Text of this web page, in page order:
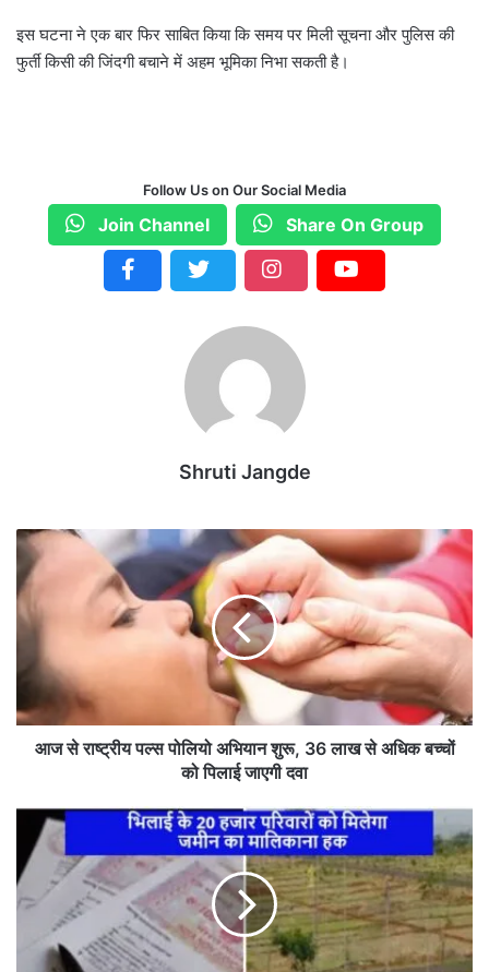
इस घटना ने एक बार फिर साबित किया कि समय पर मिली सूचना और पुलिस की
फुर्ती किसी की जिंदगी बचाने में अहम भूमिका निभा सकती है।
Follow Us on Our Social Media
Join Channel Share On Group
Shruti Jangde
आ
ज
से
ष्ट्री
प
पो
भि
शु
रू
आज से राष्ट्रीय पल्स पोलियो अभियान शुरू, 36 लाख से अधिक बच्चों
को पिलाई जाएगी दवा
के
2